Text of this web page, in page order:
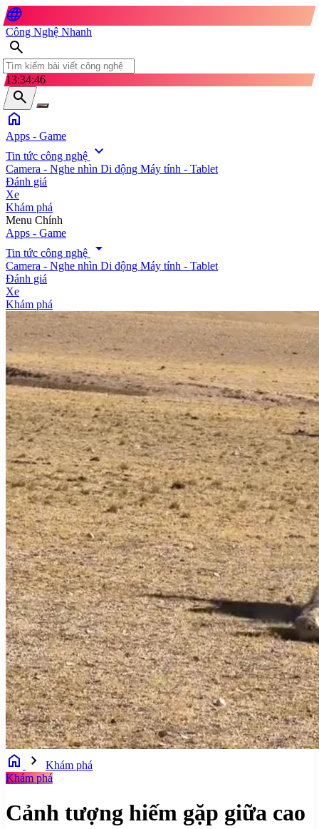
language
Công Nghệ Nhanh
search
13:34:48
search
home
Apps - Game
Tin tức công nghệ expand_more
Camera - Nghe nhìn Di động Máy tính - Tablet
Đánh giá
Xe
Khám phá
search
Menu Chính
Apps - Game
Tin tức công nghệ
arrow_drop_down
Camera - Nghe nhìn Di động Máy tính - Tablet
Đánh giá
Xe
Khám phá
home chevron_right
Khám phá
Khám phá
Cảnh tượng hiếm gặp giữa cao